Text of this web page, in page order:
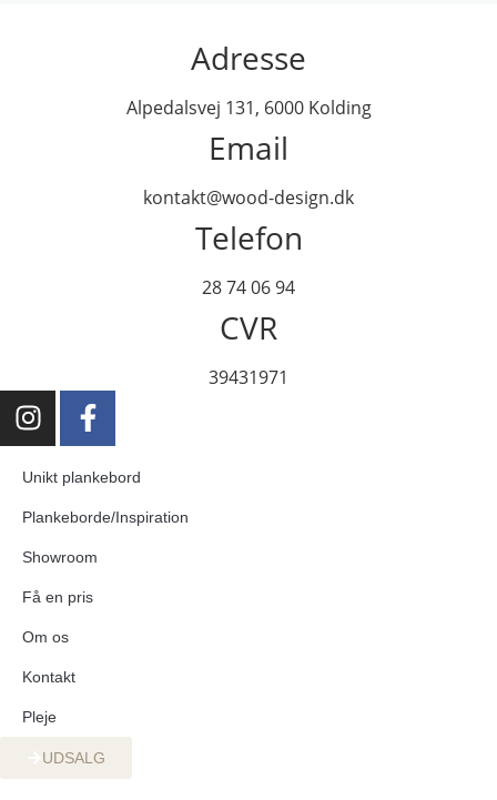
Adresse
Alpedalsvej 131, 6000 Kolding
Email
kontakt@wood-design.dk
Telefon
28 74 06 94
CVR
39431971​
Unikt plankebord
Plankeborde/Inspiration
Showroom
Få en pris
Om os
Kontakt
Pleje
UDSALG